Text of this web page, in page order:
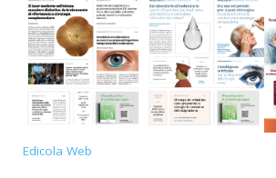
Edicola Web